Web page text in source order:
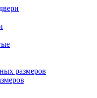
размеров